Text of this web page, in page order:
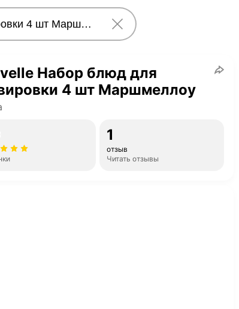
Набор блюд для
4 шт Маршмеллоу
1
отзыв
Читать отзывы